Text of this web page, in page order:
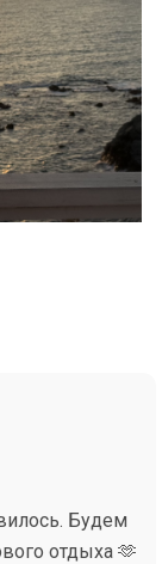
Будем
отдыха 🫶